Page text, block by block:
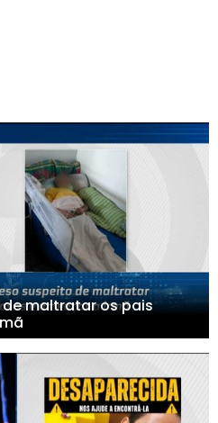
maltratar os pais